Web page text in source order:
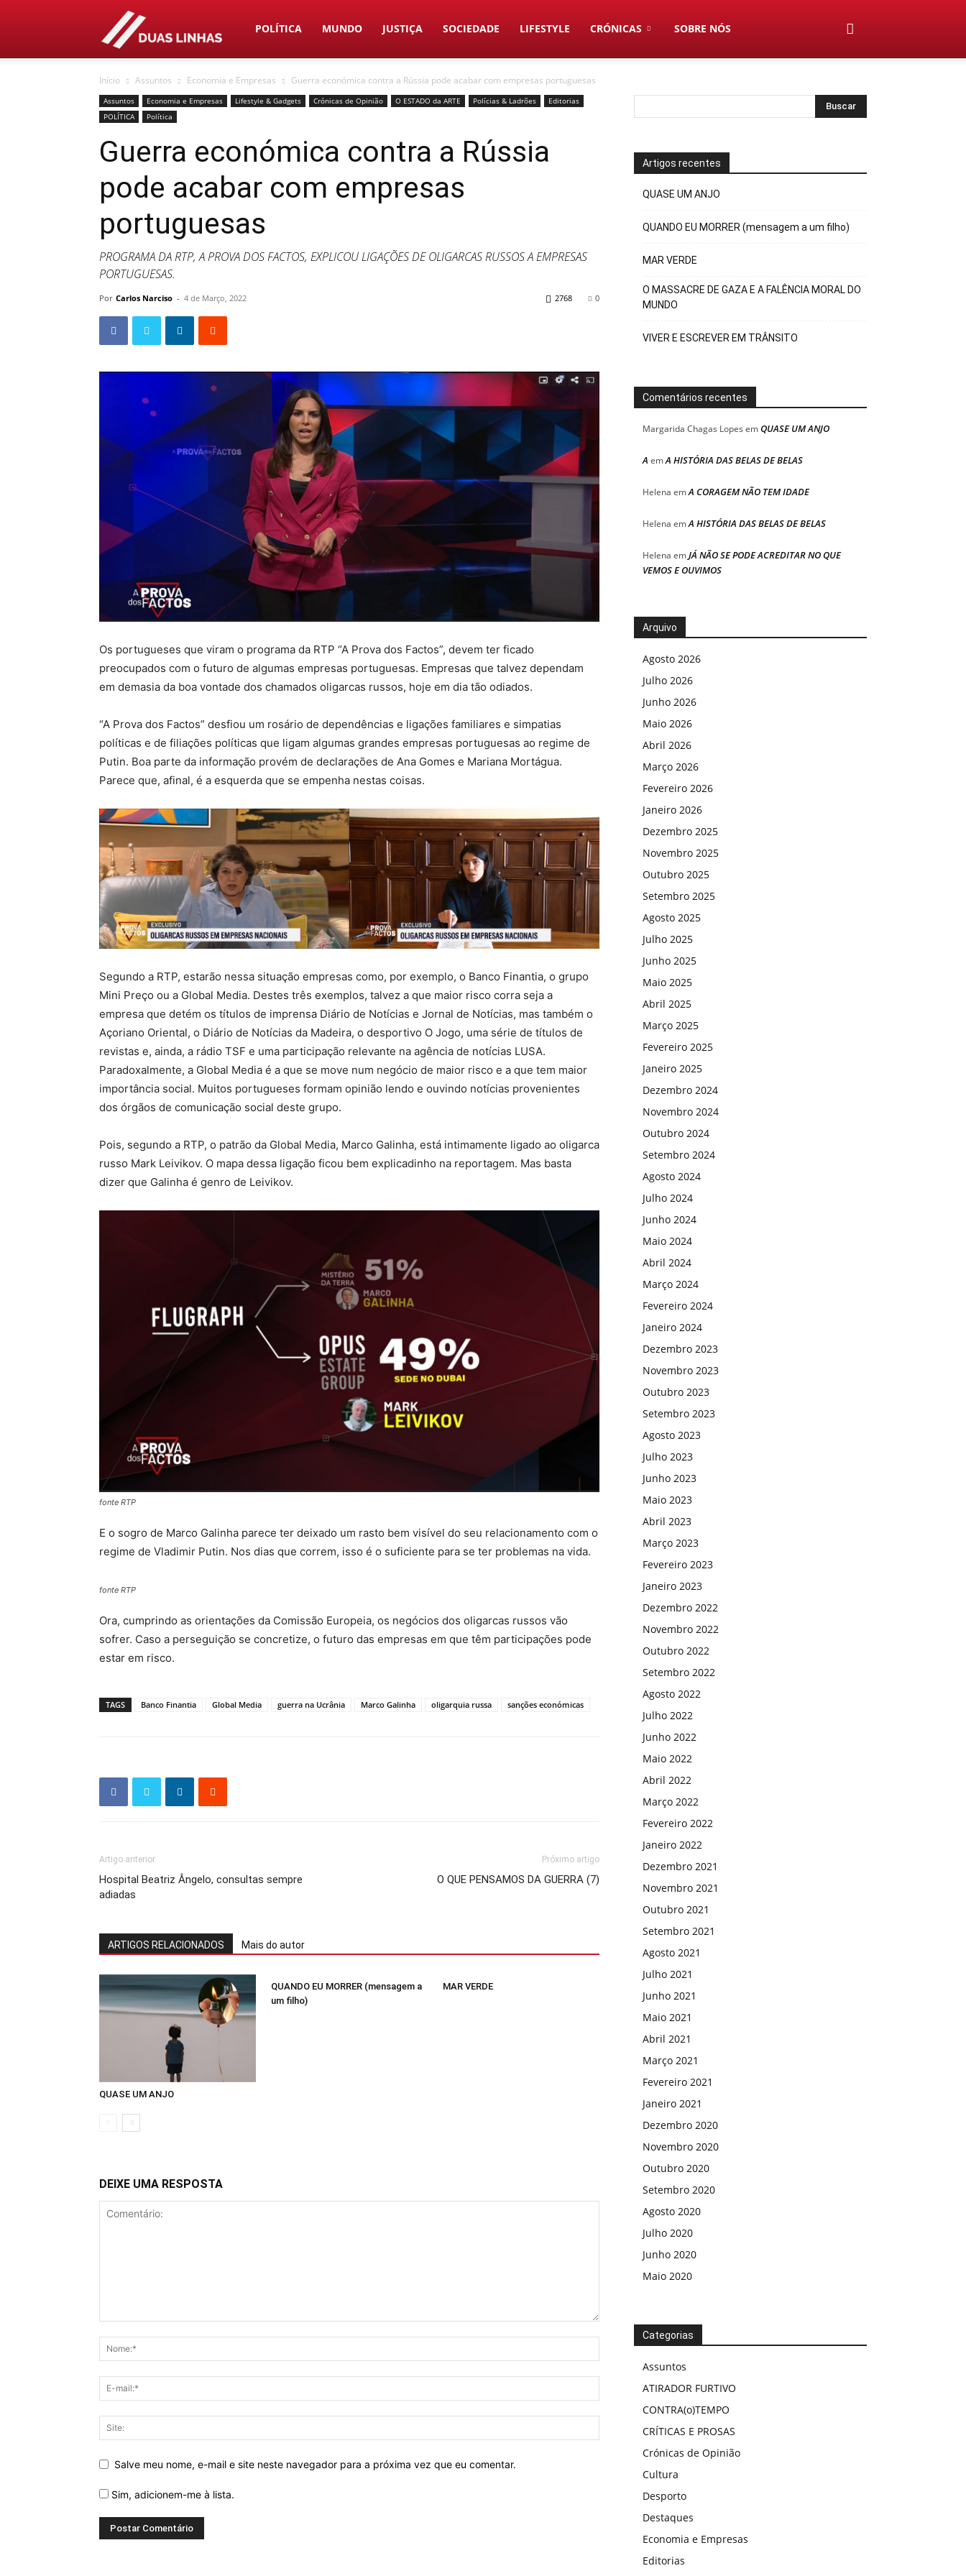
Duas
Linhas
POLÍTICA MUNDO JUSTIÇA SOCIEDADE LIFESTYLE CRÓNICAS SOBRE NÓS
Início Assuntos Economia e Empresas Guerra económica contra a Rússia pode acabar com empresas portuguesas
Assuntos Economia e Empresas Lifestyle & Gadgets Crónicas de Opinião O ESTADO da ARTE Polícias & Ladrões
Editorias
POLÍTICA
Política
Guerra económica contra a Rússia
pode acabar com empresas
portuguesas
PROGRAMA DA RTP, A PROVA DOS FACTOS, EXPLICOU LIGAÇÕES DE OLIGARCAS RUSSOS A EMPRESAS
PORTUGUESAS.
Por Carlos Narciso - 4 de Março, 2022 0
2768
Os portugueses que viram o programa da RTP “A Prova dos Factos”, devem ter ficado
preocupados com o futuro de algumas empresas portuguesas. Empresas que talvez dependam
em demasia da boa vontade dos chamados oligarcas russos, hoje em dia tão odiados.
“A Prova dos Factos” desfiou um rosário de dependências e ligações familiares e simpatias
políticas e de filiações políticas que ligam algumas grandes empresas portuguesas ao regime de
Putin. Boa parte da informação provém de declarações de Ana Gomes e Mariana Mortágua.
Parece que, afinal, é a esquerda que se empenha nestas coisas.
Segundo a RTP, estarão nessa situação empresas como, por exemplo, o Banco Finantia, o grupo
Mini Preço ou a Global Media. Destes três exemplos, talvez a que maior risco corra seja a
empresa que detém os títulos de imprensa Diário de Notícias e Jornal de Notícias, mas também o
Açoriano Oriental, o Diário de Notícias da Madeira, o desportivo O Jogo, uma série de títulos de
revistas e, ainda, a rádio TSF e uma participação relevante na agência de notícias LUSA.
Paradoxalmente, a Global Media é a que se move num negócio de maior risco e a que tem maior
importância social. Muitos portugueses formam opinião lendo e ouvindo notícias provenientes
dos órgãos de comunicação social deste grupo.
Pois, segundo a RTP, o patrão da Global Media, Marco Galinha, está intimamente ligado ao oligarca
russo Mark Leivikov. O mapa dessa ligação ficou bem explicadinho na reportagem. Mas basta
dizer que Galinha é genro de Leivikov.
fonte RTP
E o sogro de Marco Galinha parece ter deixado um rasto bem visível do seu relacionamento com o
regime de Vladimir Putin. Nos dias que correm, isso é o suficiente para se ter problemas na vida.
fonte RTP
Ora, cumprindo as orientações da Comissão Europeia, os negócios dos oligarcas russos vão
sofrer. Caso a perseguição se concretize, o futuro das empresas em que têm participações pode
estar em risco.
TAGS Banco Finantia Global Media guerra na Ucrânia Marco Galinha oligarquia russa sanções económicas
Artigo anterior
Hospital Beatriz Ângelo, consultas sempre
adiadas
Próximo artigo
O QUE PENSAMOS DA GUERRA (7)
ARTIGOS RELACIONADOS Mais do autor
QUASE UM ANJO
QUANDO EU MORRER (mensagem a
um filho)
MAR VERDE
DEIXE UMA RESPOSTA
Salve meu nome, e-mail e site neste navegador para a próxima vez que eu comentar.
Sim, adicionem-me à lista.
Artigos recentes
QUASE UM ANJO
QUANDO EU MORRER (mensagem a um filho)
MAR VERDE
O MASSACRE DE GAZA E A FALÊNCIA MORAL DO
MUNDO
VIVER E ESCREVER EM TRÂNSITO
Comentários recentes
Margarida Chagas Lopes emQUASE UM ANJO
A emA HISTÓRIA DAS BELAS DE BELAS
Helena emA CORAGEM NÃO TEM IDADE
Helena emA HISTÓRIA DAS BELAS DE BELAS
Helena emJÁ NÃO SE PODE ACREDITAR NO QUE
VEMOS E OUVIMOS
Arquivo
Agosto 2026
Julho 2026
Junho 2026
Maio 2026
Abril 2026
Março 2026
Fevereiro 2026
Janeiro 2026
Dezembro 2025
Novembro 2025
Outubro 2025
Setembro 2025
Agosto 2025
Julho 2025
Junho 2025
Maio 2025
Abril 2025
Março 2025
Fevereiro 2025
Janeiro 2025
Dezembro 2024
Novembro 2024
Outubro 2024
Setembro 2024
Agosto 2024
Julho 2024
Junho 2024
Maio 2024
Abril 2024
Março 2024
Fevereiro 2024
Janeiro 2024
Dezembro 2023
Novembro 2023
Outubro 2023
Setembro 2023
Agosto 2023
Julho 2023
Junho 2023
Maio 2023
Abril 2023
Março 2023
Fevereiro 2023
Janeiro 2023
Dezembro 2022
Novembro 2022
Outubro 2022
Setembro 2022
Agosto 2022
Julho 2022
Junho 2022
Maio 2022
Abril 2022
Março 2022
Fevereiro 2022
Janeiro 2022
Dezembro 2021
Novembro 2021
Outubro 2021
Setembro 2021
Agosto 2021
Julho 2021
Junho 2021
Maio 2021
Abril 2021
Março 2021
Fevereiro 2021
Janeiro 2021
Dezembro 2020
Novembro 2020
Outubro 2020
Setembro 2020
Agosto 2020
Julho 2020
Junho 2020
Maio 2020
Categorias
Assuntos
ATIRADOR FURTIVO
CONTRA(o)TEMPO
CRÍTICAS E PROSAS
Crónicas de Opinião
Cultura
Desporto
Destaques
Economia e Empresas
Editorias